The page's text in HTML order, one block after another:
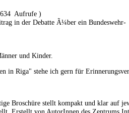
Aufrufe )
in der Debatte Ã¼ber ein Bundeswehr-
und Kinder.
in Riga" stehe ich gern für
Broschüre stellt kompakt und klar auf
Erstellt von AutorInnen des Zentrums